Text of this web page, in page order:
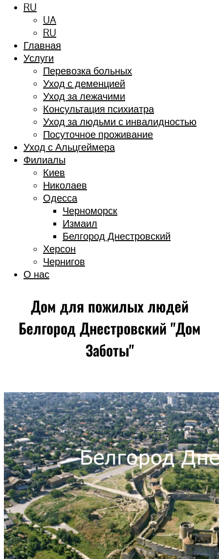
RU
UA
RU
Главная
Услуги
Перевозка больных
Уход с деменцией
Уход за лежачими
Консультация психиатра
Уход за людьми с инвалидностью
Посуточное проживание
Уход с Альцгеймера
Филиалы
Киев
Николаев
Одесса
Черноморск
Измаил
Белгород Днестровский
Херсон
Чернигов
О нас
Дом для пожилых людей
Белгород Днестровский "Дом
Заботы"